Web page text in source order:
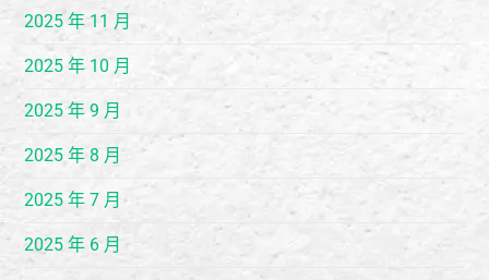
2025 年 11 月
2025 年 10 月
2025 年 9 月
2025 年 8 月
2025 年 7 月
2025 年 6 月